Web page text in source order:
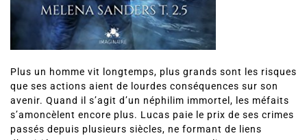
Plus un homme vit longtemps, plus grands sont les risques
que ses actions aient de lourdes conséquences sur son
avenir. Quand il s’agit d’un néphilim immortel, les méfaits
s’amoncèlent encore plus. Lucas paie le prix de ses crimes